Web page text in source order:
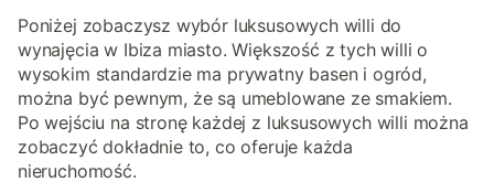
Poniżej zobaczysz wybór luksusowych willi do
wynajęcia w Ibiza miasto. Większość z tych willi o
wysokim standardzie ma prywatny basen i ogród,
można być pewnym, że są umeblowane ze smakiem.
Po wejściu na stronę każdej z luksusowych willi można
zobaczyć dokładnie to, co oferuje każda
nieruchomość.